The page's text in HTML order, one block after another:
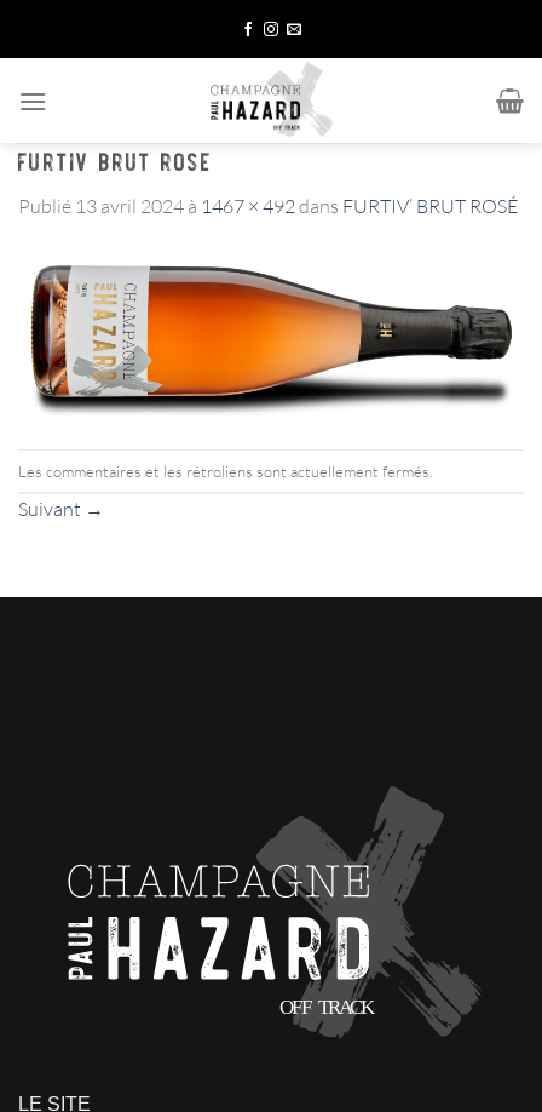
FURTIV BRUT ROSE
Publié 13 avril 2024 à 1467 × 492dans FURTIV’ BRUT ROSÉ
Les commentaires et les rétroliens sont actuellement fermés.
Suivant →
LE SITE